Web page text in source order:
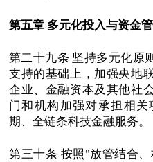
第五章 多元化投入与资金
第二十九条 坚持多元化原
支持的基础上，加强央地
企业、金融资本及其他社
门和机构加强对承担相
期、全链条科技金融服务。
第三十条 按照"放管结合